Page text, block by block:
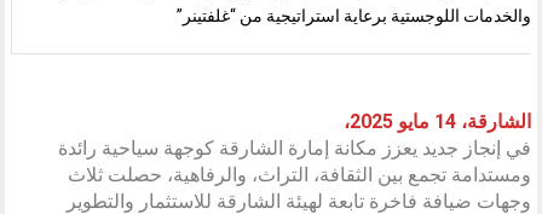
والخدمات اللوجستية برعاية استراتيجية من “غلفتينر”
الشارقة، 14 مايو 2025،
في إنجاز جديد يعزز مكانة إمارة الشارقة كوجهة سياحية رائدة
ومستدامة تجمع بين الثقافة، التراث، والرفاهية، حصلت ثلاث
وجهات ضيافة فاخرة تابعة لهيئة الشارقة للاستثمار والتطوير